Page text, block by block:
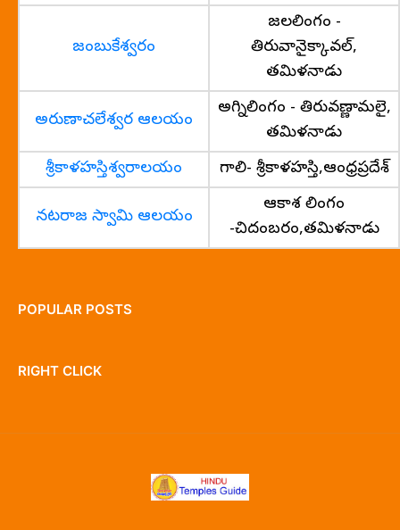
జంబుకేశ్వరం
జలలింగం -
తిరువానైక్కావల్,
తమిళనాడు
అరుణాచలేశ్వర ఆలయం
అగ్నిలింగం - తిరువణ్ణామలై,
తమిళనాడు
శ్రీకాళహస్తిశ్వరాలయం
గాలి- శ్రీకాళహస్తి,ఆంధ్రప్రదేశ్
నటరాజ స్వామి ఆలయం
ఆకాశ లింగం
-చిదంబరం,తమిళనాడు
POPULAR POSTS
RIGHT CLICK